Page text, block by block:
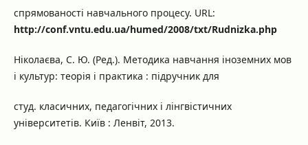
спрямованості навчального процесу. URL:
http://conf.vntu.edu.ua/humed/2008/txt/Rudnizka.php
Ніколаєва, С. Ю. (Ред.). Методика навчання іноземних мов
і культур: теорія і практика : підручник для
студ. класичних, педагогічних і лінгвістичних
університетів. Київ : Ленвіт, 2013.